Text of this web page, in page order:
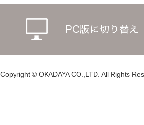
Copyright © OKADAYA CO.,LTD. All Rights